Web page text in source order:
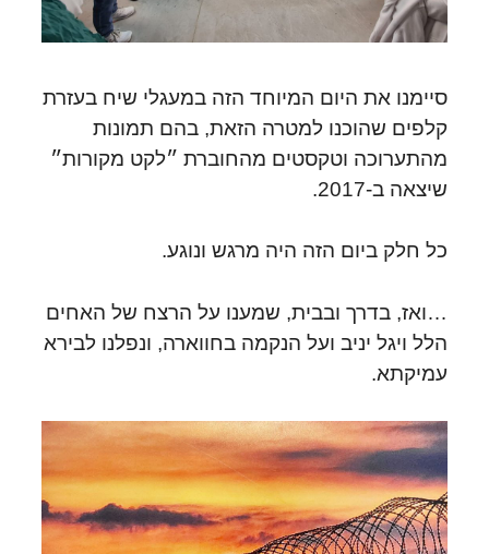
סיימנו את היום המיוחד הזה במעגלי שיח בעזרת
קלפים שהוכנו למטרה הזאת, בהם תמונות
מהתערוכה וטקסטים מהחוברת ״לקט מקורות״
שיצאה ב-2017.
כל חלק ביום הזה היה מרגש ונוגע.
…ואז, בדרך ובבית, שמענו על הרצח של האחים
הלל ויגל יניב ועל הנקמה בחווארה, ונפלנו לבירא
עמיקתא.